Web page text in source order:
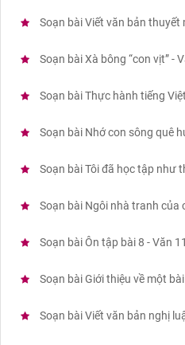
Soạn bài Viết văn bản thuyết
Soạn bài Xà bông “con vịt” -
Soạn bài Thực hành tiếng
Soạn bài Nhớ con sông quê
Soạn bài Tôi đã học tập như
Soạn bài Ngôi nhà tranh của
Soạn bài Ôn tập bài 8 - Văn
Soạn bài Giới thiệu về một
Soạn bài Viết văn bản nghị